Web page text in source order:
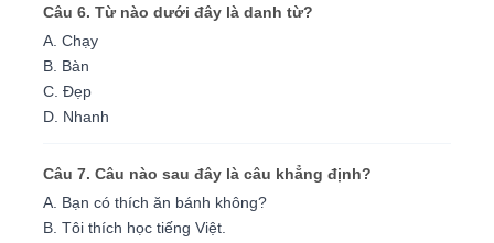
Câu 6. Từ nào dưới đây là danh từ?
A. Chạy
B. Bàn
C. Đẹp
D. Nhanh
Câu 7. Câu nào sau đây là câu khẳng định?
A. Bạn có thích ăn bánh không?
B. Tôi thích học tiếng Việt.